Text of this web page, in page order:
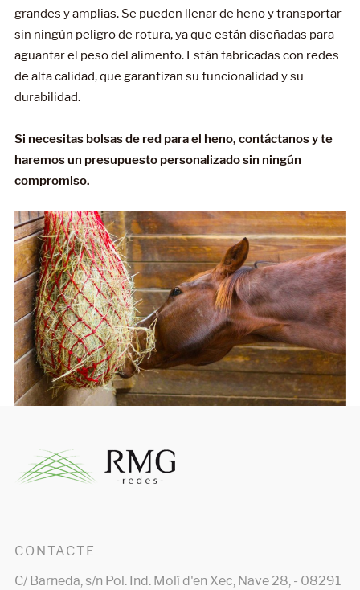
grandes y amplias. Se pueden llenar de heno y transportar
sin ningún peligro de rotura, ya que están diseñadas para
aguantar el peso del alimento. Están fabricadas con redes
de alta calidad, que garantizan su funcionalidad y su
durabilidad.
Si necesitas bolsas de red para el heno, contáctanos y te
haremos un presupuesto personalizado sin ningún
compromiso.
CONTACTE
C/ Barneda, s/n Pol. Ind. Molí d'en Xec, Nave 28, - 08291